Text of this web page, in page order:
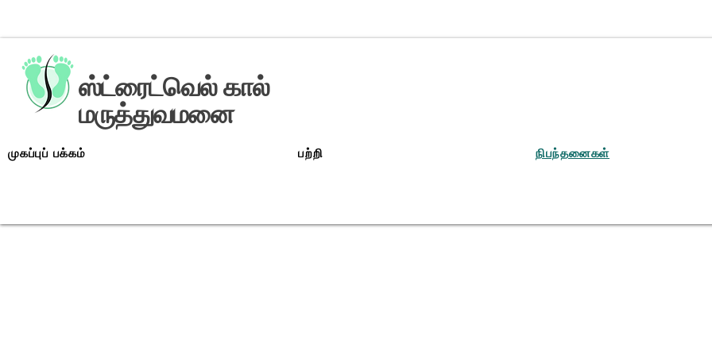
ஸ்ட்ரைட்வெல் கால்
மருத்துவமனை
முகப்புப் பக்கம் பற்றி நிபந்தனைகள்